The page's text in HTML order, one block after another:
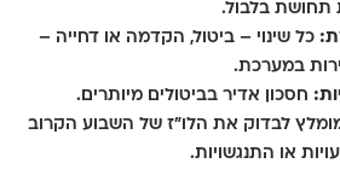
תחושת בלבול.
כל שינוי – ביטול, הקדמה או דחייה –
במערכת.
חסכון אדיר בביטולים מיותרים.
לבדוק את הלו"ז של השבוע הקרוב
או התנגשויות.